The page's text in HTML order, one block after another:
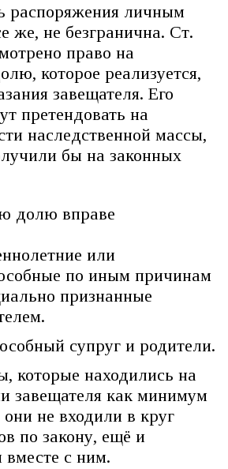
распоряжения личным
же, не безгранична. Ст.
право на
которое реализуется,
завещателя. Его
претендовать на
наследственной массы,
бы на законных
долю вправе
или
по иным причинам
признанные
супруг и родители.
которые находились на
завещателя как минимум
они не входили в круг
по закону, ещё и
с ним.